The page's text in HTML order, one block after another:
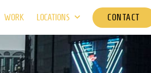
WORK LOCATIONS CONTACT